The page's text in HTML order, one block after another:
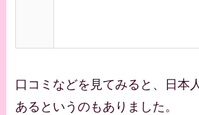
口コミなどを見てみると、日本
あるというのもありました。